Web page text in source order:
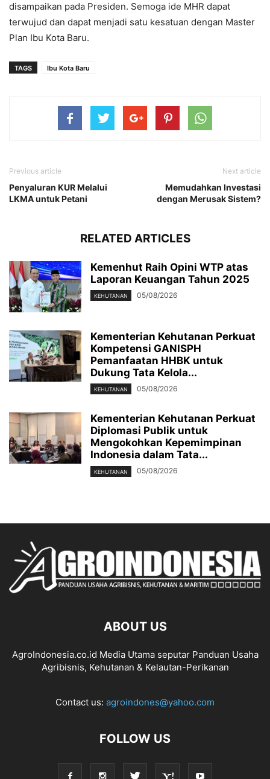
disampaikan pada Presiden. Semoga ide MHR dapat
terwujud dan dapat menjadi satu kesatuan dengan Master
Plan Ibu Kota Baru.
TAGS Ibu Kota Baru
Previous article
Penyaluran KUR Melalui
LKMA untuk Petani
Next article
Memudahkan Investasi
dengan Merusak Sistem?
RELATED ARTICLES
Kemenhut Raih Opini WTP atas
Laporan Keuangan Tahun 2025
KEHUTANAN 05/08/2026
Kementerian Kehutanan Perkuat
Kompetensi GANISPH
Pemanfaatan HHBK untuk
Dukung Tata Kelola...
KEHUTANAN 05/08/2026
Kementerian Kehutanan Perkuat
Diplomasi Publik untuk
Mengokohkan Kepemimpinan
Indonesia dalam Tata...
KEHUTANAN 05/08/2026
ABOUT US
AgroIndonesia.co.id Media Utama seputar Panduan Usaha
Agribisnis, Kehutanan & Kelautan-Perikanan
Contact us: agroindones@yahoo.com
FOLLOW US